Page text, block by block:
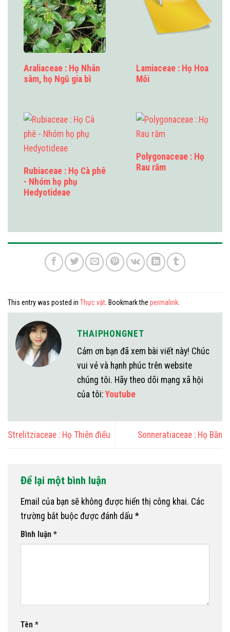
Araliaceae : Họ Nhân
sâm, họ Ngũ gia bì
Lamiaceae : Họ Hoa
Môi
Rubiaceae : Họ Cà phê
- Nhóm họ phụ
Hedyotideae
Polygonaceae : Họ
Rau răm
This entry was posted in Thực vật . Bookmark the permalink
THAIPHONGNET
Cảm ơn bạn đã xem bài viết này! Chúc
vui vẻ và hạnh phúc trên website
chúng tôi. Hãy theo dõi mạng xã hội
của tôi:Youtube
Strelitziaceae : Họ Thiên điểu Sonneratiaceae : Họ Bần
Để lại một bình luận
Email của bạn sẽ không được hiển thị công khai. Các
trường bắt buộc được đánh dấu *
Bình luận *
Tên *